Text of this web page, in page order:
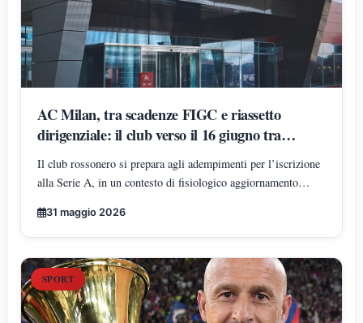
AC Milan, tra scadenze FIGC e riassetto
dirigenziale: il club verso il 16 giugno tra
normalità amministrativa e attenzione
mediatica
Il club rossonero si prepara agli adempimenti per l’iscrizione
alla Serie A, in un contesto di fisiologico aggiornamento
di transizione interna e alimenta anche voci non ufficiali
31 maggio 2026
SPORT